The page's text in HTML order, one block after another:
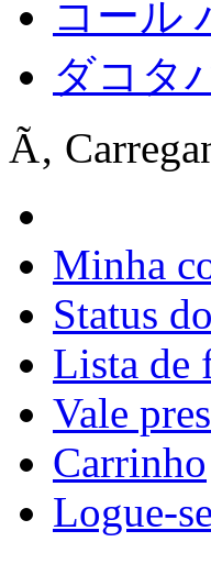
コール
ダコタ
Ã‚
Minha
Status
Lista de
Vale
Carrinho
Logue-se